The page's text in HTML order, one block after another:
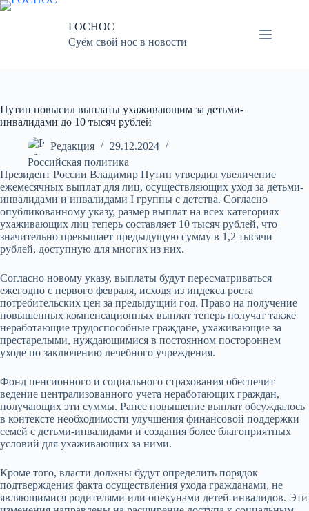
Перейти
ГОСНОС
Суём свой нос в новости
Путин повысил выплаты ухаживающим за детьми-
инвалидами до 10 тысяч рублей
Редакция
29.12.2024
Российская политика
Президент России Владимир Путин утвердил увеличение
ежемесячных выплат для лиц, осуществляющих уход за детьми-
инвалидами и инвалидами I группы с детства. Согласно
опубликованному указу, размер выплат на всех категориях
ухаживающих лиц теперь составляет 10 тысяч рублей, что
значительно превышает предыдущую сумму в 1,2 тысячи
рублей, доступную для многих из них.
Согласно новому указу, выплаты будут пересматриваться
ежегодно с первого февраля, исходя из индекса роста
потребительских цен за предыдущий год. Право на получение
повышенных компенсационных выплат теперь получат также
неработающие трудоспособные граждане, ухаживающие за
престарелыми, нуждающимися в постоянном постороннем
уходе по заключению лечебного учреждения.
Фонд пенсионного и социального страхования обеспечит
ведение централизованного учета неработающих граждан,
получающих эти суммы. Ранее повышение выплат обсуждалось
в контексте необходимости улучшения финансовой поддержки
семей с детьми-инвалидами и создания более благоприятных
условий для ухаживающих за ними.
Кроме того, власти должны будут определить порядок
подтверждения факта осуществления ухода гражданами, не
являющимися родителями или опекунами детей-инвалидов. Эти